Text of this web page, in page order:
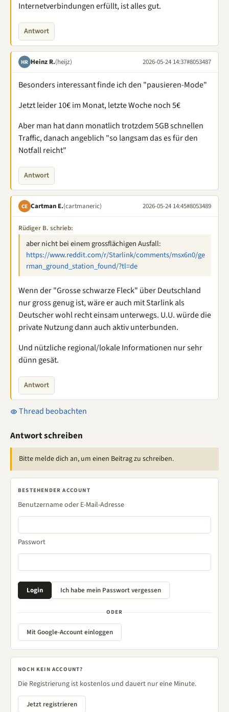
Internetverbindungen erfüllt, ist alles gut.
Antwort
HR Heinz R.(heijz) 2026-05-24 14:37#8053487
Besonders interessant finde ich den "pausieren-Mode"
Jetzt leider 10€ im Monat, letzte Woche noch 5€
Aber man hat dann monatlich trotzdem 5GB schnellen
Traffic, danach angeblich "so langsam das es für den
Notfall reicht"
Antwort
CE Cartman E.(cartmaneric) 2026-05-24 14:45#8053489
Rüdiger B. schrieb:
aber nicht bei einem grossflächigen Ausfall:
https://www.reddit.com/r/Starlink/comments/msx6n0/ge
rman_ground_station_found/?tl=de
Wenn der "Grosse schwarze Fleck" über Deutschland
nur gross genug ist, wäre er auch mit Starlink als
Deutscher wohl recht einsam unterwegs. U.U. würde die
private Nutzung dann auch aktiv unterbunden.
Und nützliche regional/lokale Informationen nur sehr
dünn gesät.
Antwort
Thread beobachten
Antwort schreiben
Bitte melde dich an, um einen Beitrag zu schreiben.
BESTEHENDER ACCOUNT
Benutzername oder E-Mail-Adresse
Passwort
ODER
Mit Google-Account einloggen
NOCH KEIN ACCOUNT?
Die Registrierung ist kostenlos und dauert nur eine Minute.
Jetzt registrieren